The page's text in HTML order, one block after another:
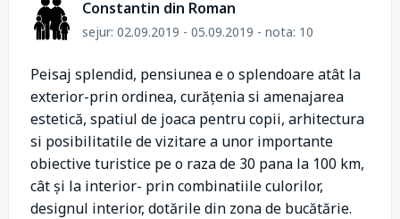
Constantin din Roman
sejur: 02.09.2019 - 05.09.2019 - nota: 10
Peisaj splendid, pensiunea e o splendoare atât la
exterior-prin ordinea, curățenia si amenajarea
estetică, spatiul de joaca pentru copii, arhitectura
si posibilitatile de vizitare a unor importante
obiective turistice pe o raza de 30 pana la 100 km,
cât și la interior- prin combinatiile culorilor,
designul interior, dotările din zona de bucătărie.